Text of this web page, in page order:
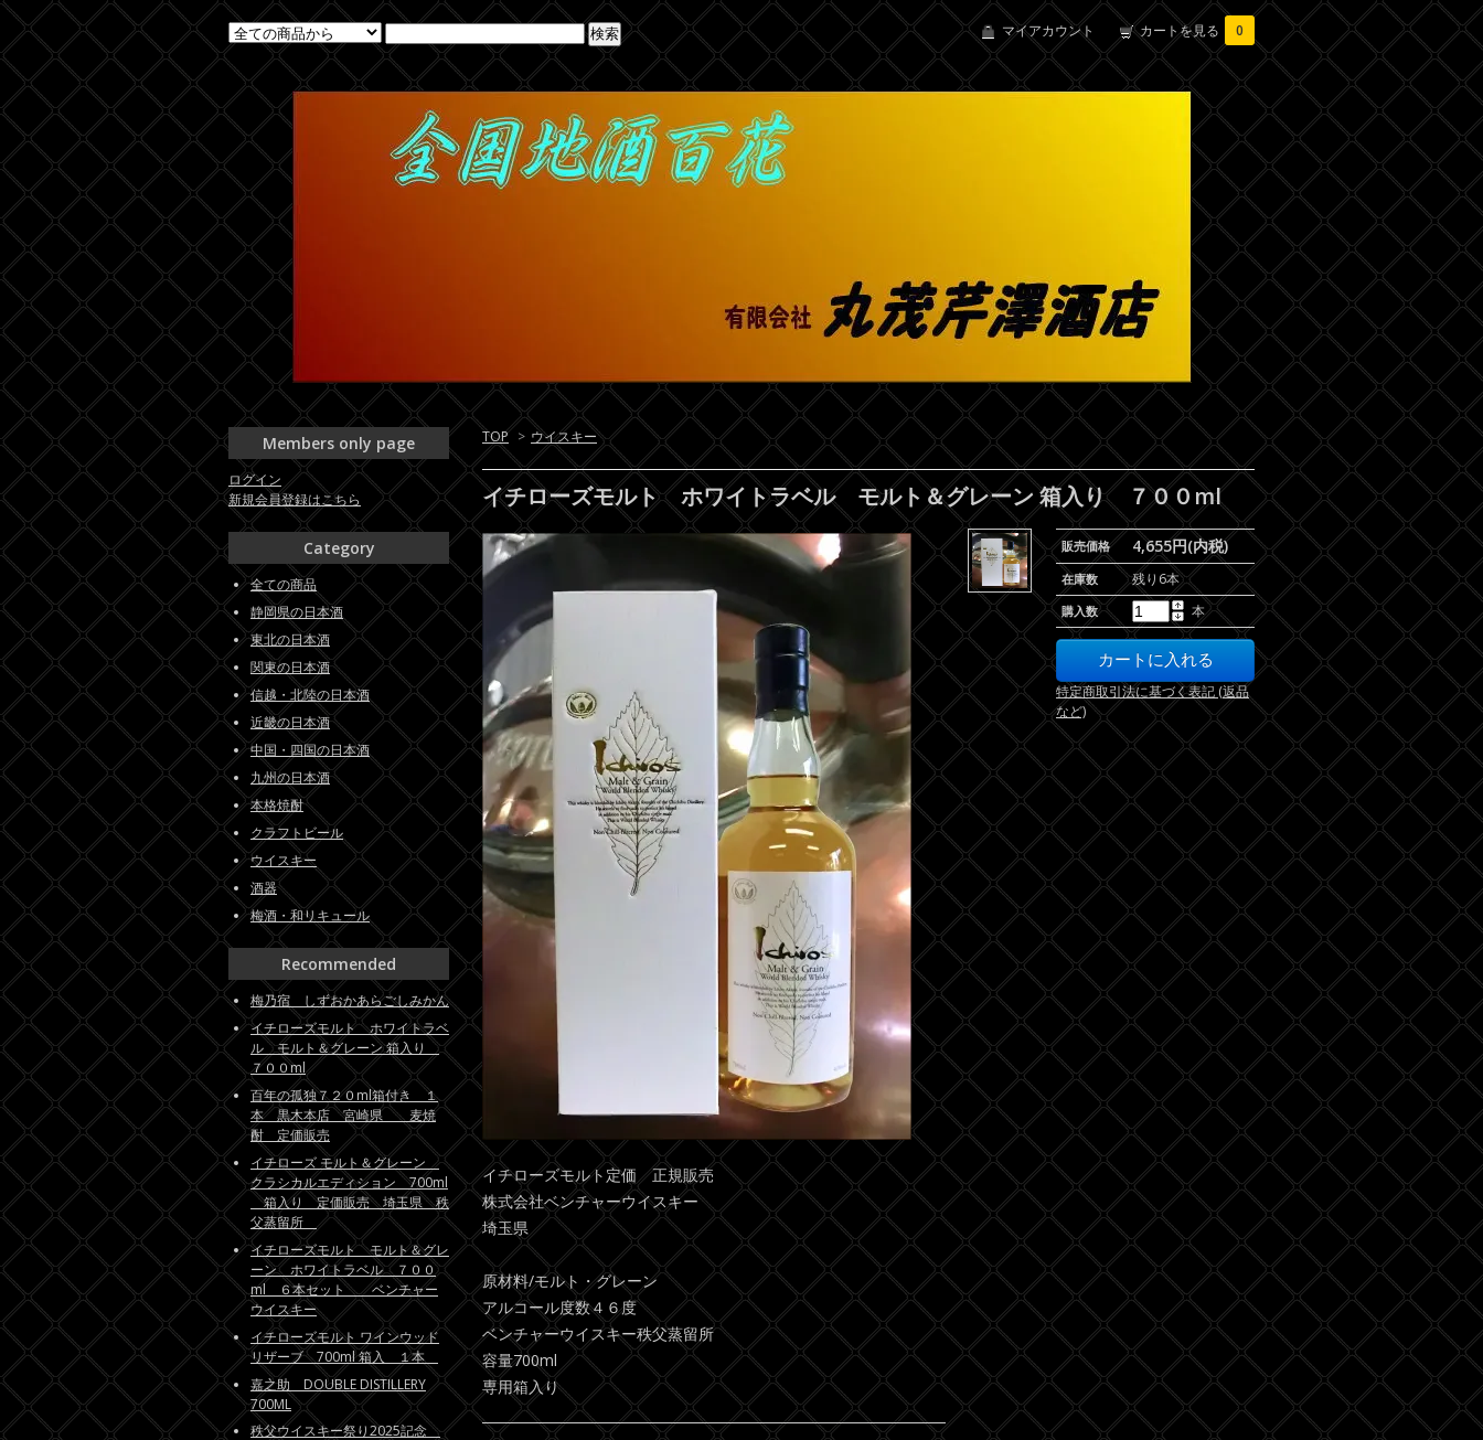
マイアカウント カートを見る 0
TOP > ウイスキー
イチローズモルト ホワイトラベル モルト＆グレーン 箱入り ７００ml
販売価格 4,655円(内税)
在庫数 残り6本
購入数 本
特定商取引法に基づく表記 (返品
など)
イチローズモルト定価 正規販売
株式会社ベンチャーウイスキー
埼玉県
原材料/モルト・グレーン
アルコール度数４６度
ベンチャーウイスキー秩父蒸留所
容量700ml
専用箱入り
Members only page
ログイン
新規会員登録はこちら
Category
全ての商品
静岡県の日本酒
東北の日本酒
関東の日本酒
信越・北陸の日本酒
近畿の日本酒
中国・四国の日本酒
九州の日本酒
本格焼酎
クラフトビール
ウイスキー
酒器
梅酒・和リキュール
Recommended
梅乃宿 しずおかあらごしみかん
イチローズモルト ホワイトラベ
ル モルト＆グレーン 箱入り
７００ml
百年の孤独７２０ml箱付き １
本 黒木本店 宮崎県 麦焼
酎 定価販売
イチローズ モルト＆グレーン
クラシカルエディション 700ml
箱入り 定価販売 埼玉県 秩
父蒸留所
イチローズモルト モルト＆グレ
ーン ホワイトラベル ７００
ml ６本セット ベンチャー
ウイスキー
イチローズモルト ワインウッド
リザーブ 700ml 箱入 １本
嘉之助 DOUBLE DISTILLERY
700ML
秩父ウイスキー祭り2025記念